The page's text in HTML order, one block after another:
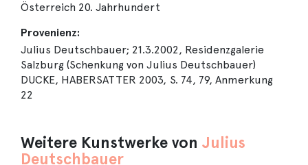
Österreich 20. Jahrhundert
Provenienz:
Julius Deutschbauer; 21.3.2002, Residenzgalerie
Salzburg (Schenkung von Julius Deutschbauer)
DUCKE, HABERSATTER 2003, S. 74, 79, Anmerkung
22
Weitere Kunstwerke vonJulius
Deutschbauer